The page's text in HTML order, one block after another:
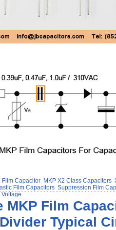
Film Capacitor MKP X2 Class Capacitors
Film Capacitors Suppression Film
Voltage
MKP Film
Typical